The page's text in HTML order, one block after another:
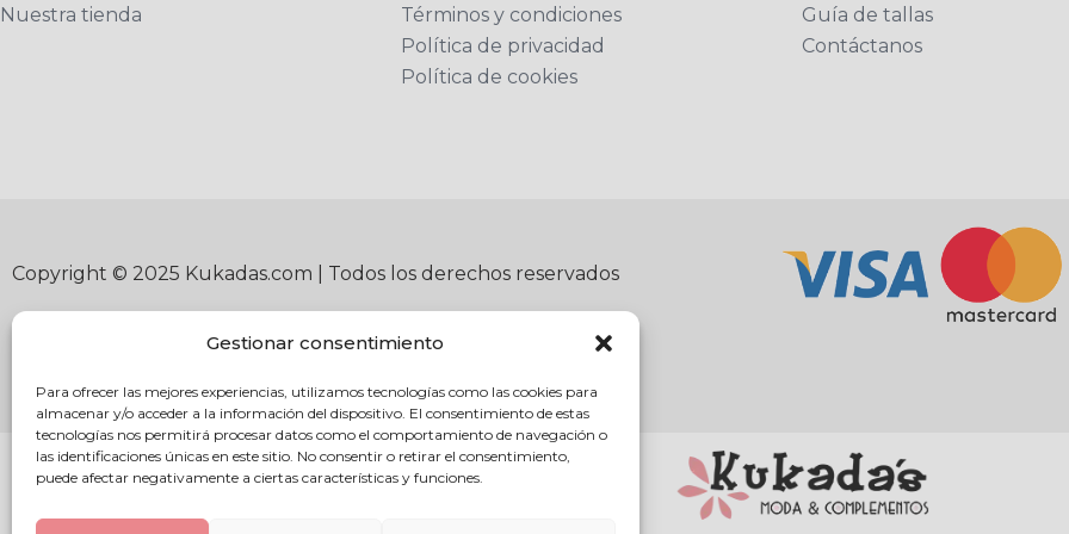
Gestionar consentimiento
Para ofrecer las mejores experiencias, utilizamos tecnologías como las cookies para
almacenar y/o acceder a la información del dispositivo. El consentimiento de estas
tecnologías nos permitirá procesar datos como el comportamiento de navegación o
las identificaciones únicas en este sitio. No consentir o retirar el consentimiento,
puede afectar negativamente a ciertas características y funciones.
Nuestra tienda
Términos y condiciones
Política de privacidad
Política de cookies
Guía de tallas
Contáctanos
Copyright © 2025 Kukadas.com | Todos los derechos reservados